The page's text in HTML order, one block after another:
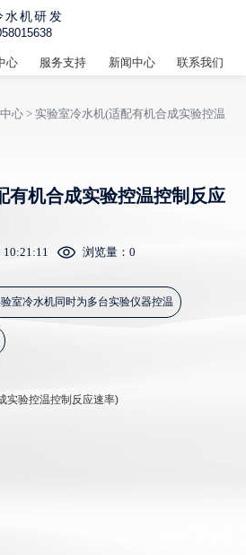
水机研发
心 服务支持 新闻中心 联系我们
心> 实验室冷水机(适配有机合成实验控温
有机合成实验控温控制反应
10:21:11 浏览量： 0
室冷水机同时为多台实验仪器控温